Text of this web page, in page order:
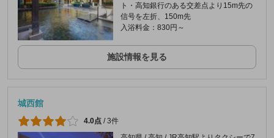
ト・高知銀行のある交差点より15m先の
信号を左折、150m先
入浴料金：830円～
施設情報を見る
城西館
4.0点 /3件